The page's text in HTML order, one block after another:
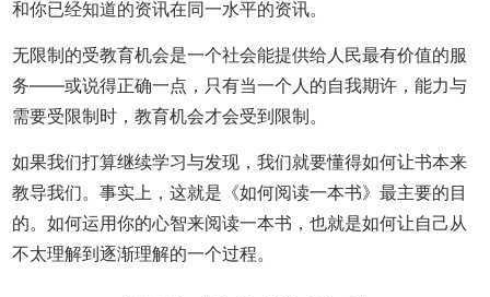
和你已经知道的资讯在同一水平的资讯。
无限制的受教育机会是一个社会能提供给人民最有价值的服
务——或说得正确一点，只有当一个人的自我期许，能力与
需要受限制时，教育机会才会受到限制。
如果我们打算继续学习与发现，我们就要懂得如何让书本来
教导我们。事实上，这就是《如何阅读一本书》最主要的目
的。如何运用你的心智来阅读一本书，也就是如何让自己从
不太理解到逐渐理解的一个过程。